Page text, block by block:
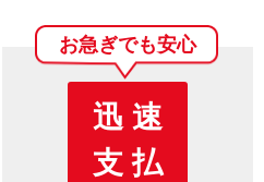
お急ぎでも安心
迅 速
支 払